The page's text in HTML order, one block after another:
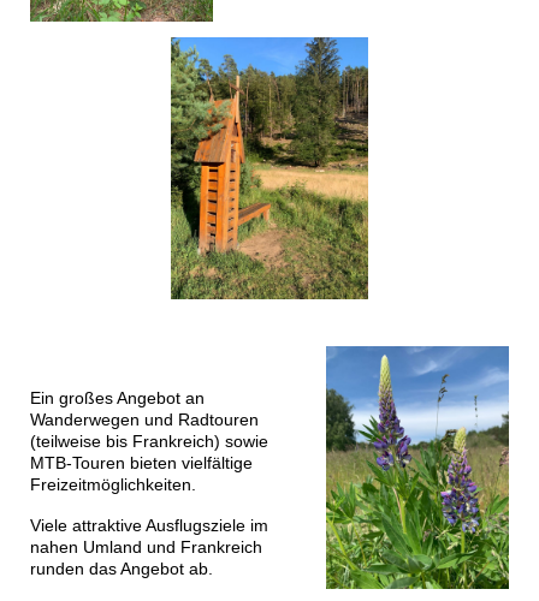
Ein großes Angebot an
Wanderwegen und Radtouren
(teilweise bis Frankreich) sowie
MTB-Touren bieten vielfältige
Freizeitmöglichkeiten.
Viele attraktive Ausflugsziele im
nahen Umland und Frankreich
runden das Angebot ab.